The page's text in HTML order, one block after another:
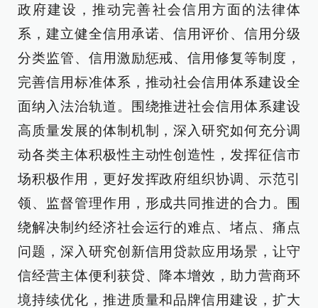
政府建设，推动完善社会信用方面的法律体
系，建立健全信用承诺、信用评价、信用分级
分类监管、信用激励惩戒、信用修复等制度，
完善信用标准体系，推动社会信用体系建设全
面纳入法治轨道。围绕推进社会信用体系建设
高质量发展的体制机制，深入研究如何充分调
动各类主体积极性主动性创造性，发挥征信市
场积极作用，更好发挥政府组织协调、示范引
领、监督管理作用，形成共同推进的合力。围
绕解决制约经济社会运行的难点、堵点、痛点
问题，深入研究创新信用贷款应用场景，让守
信经营主体便利获贷、降本增效，助力营商环
境持续优化，推进质量和品牌信用建设，扩大